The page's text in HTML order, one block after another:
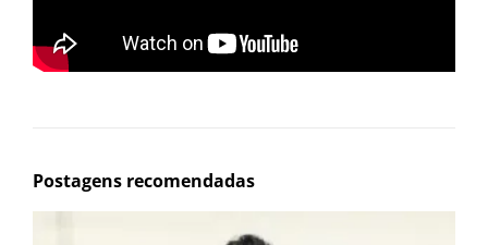
Postagens recomendadas